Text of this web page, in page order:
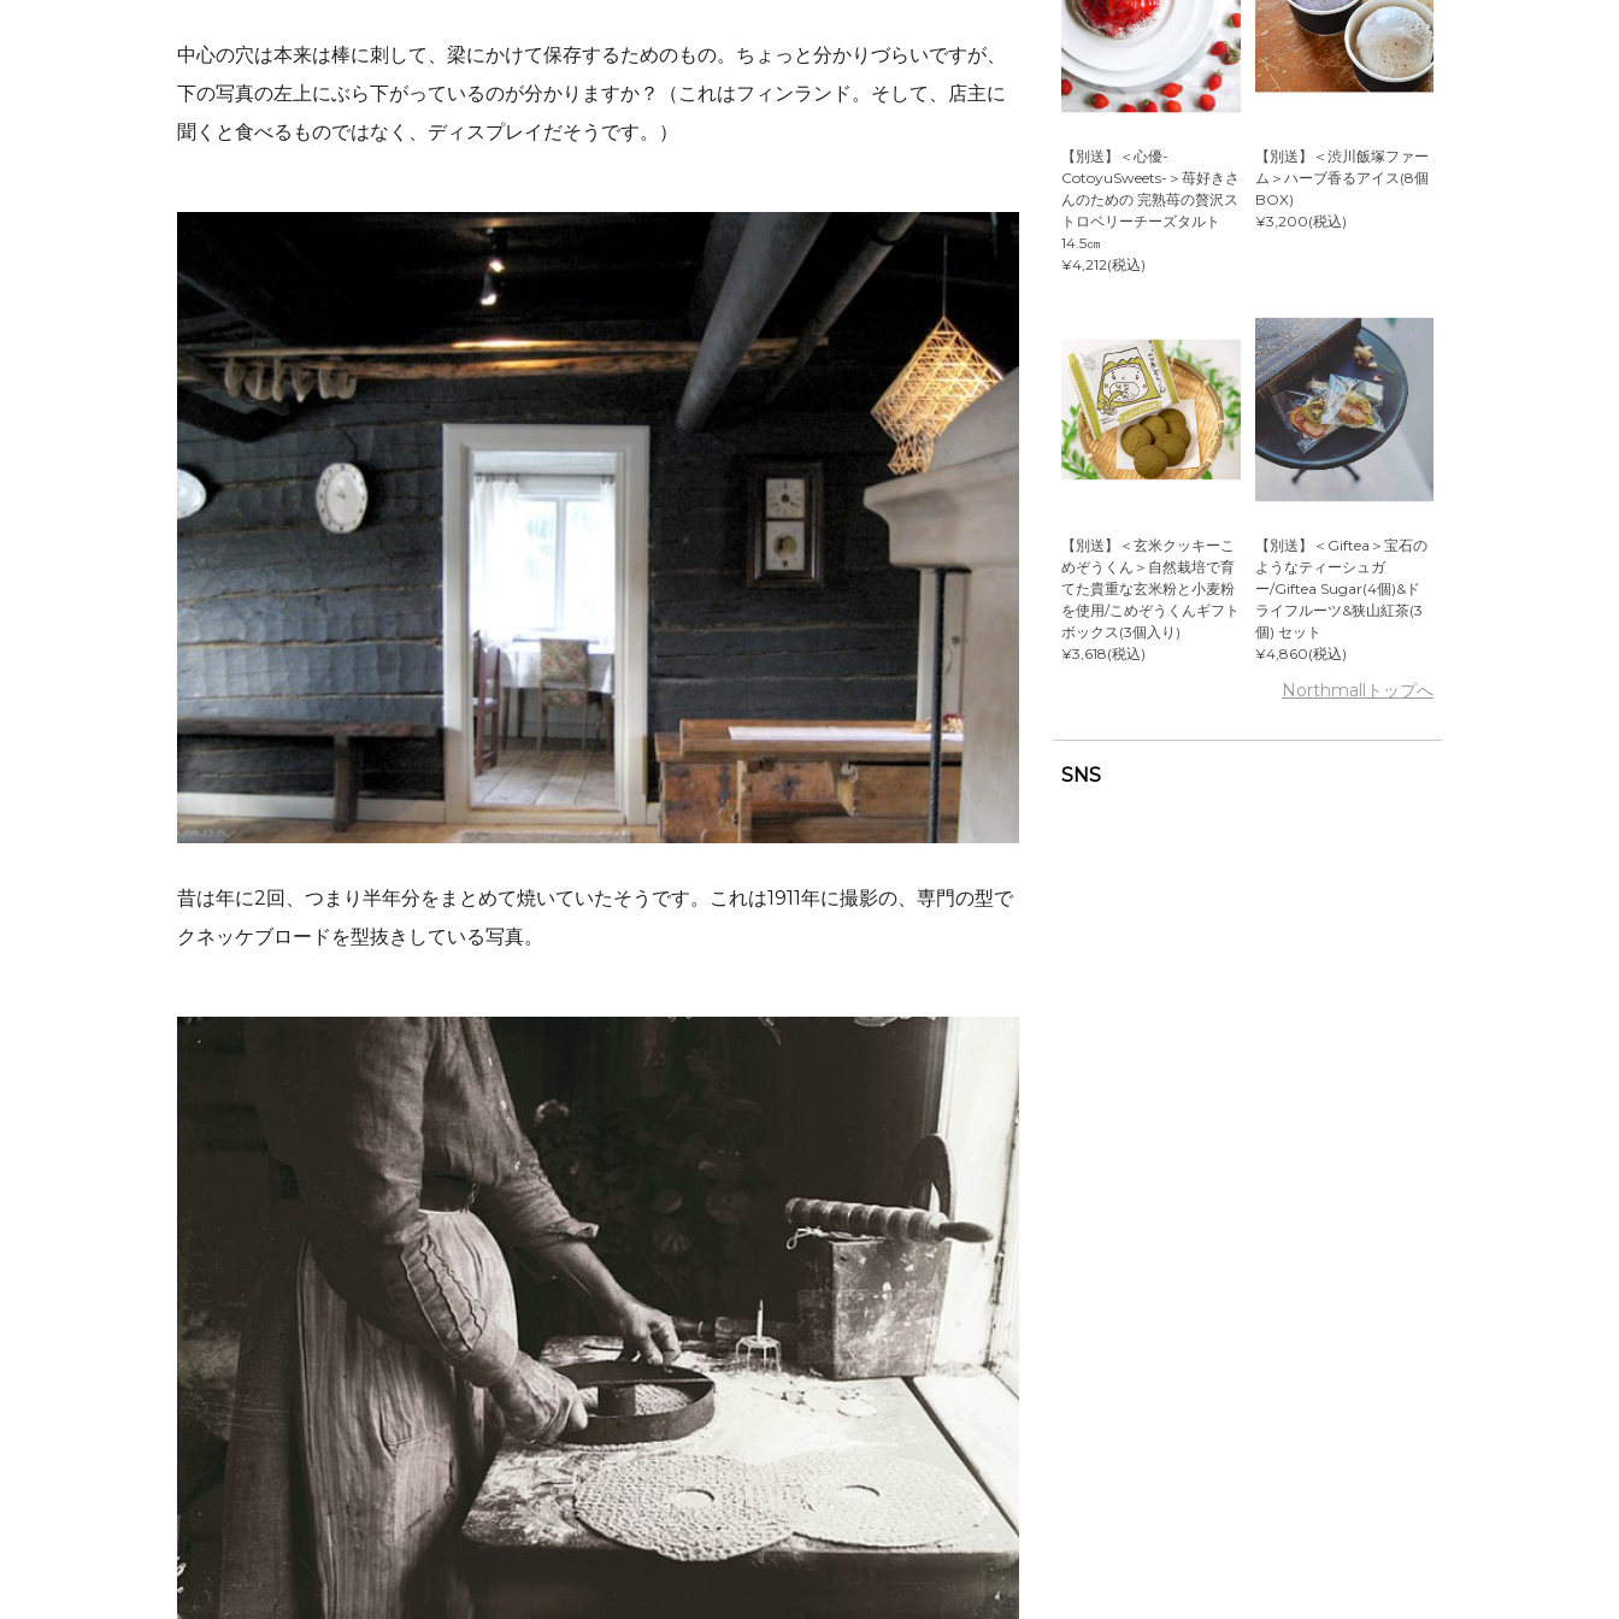
中心の穴は本来は棒に刺して、梁にかけて保存するためのもの。ちょっと分かりづらいですが、
下の写真の左上にぶら下がっているのが分かりますか？（これはフィンランド。そして、店主に
聞くと食べるものではなく、ディスプレイだそうです。）
昔は年に2回、つまり半年分をまとめて焼いていたそうです。これは1911年に撮影の、専門の型で
クネッケブロードを型抜きしている写真。
【別送】＜心優-
CotoyuSweets-＞苺好きさ
んのための 完熟苺の贅沢ス
トロベリーチーズタルト
14.5㎝
¥4,212(税込)
【別送】＜渋川飯塚ファー
ム＞ハーブ香るアイス(8個
BOX)
¥3,200(税込)
【別送】＜玄米クッキーこ
めぞうくん＞自然栽培で育
てた貴重な玄米粉と小麦粉
を使用/こめぞうくんギフト
ボックス(3個入り)
¥3,618(税込)
【別送】＜Giftea＞宝石の
ようなティーシュガ
ー/Giftea Sugar(4個)&ド
ライフルーツ&狭山紅茶(3
個) セット
¥4,860(税込)
Northmallトップへ
SNS